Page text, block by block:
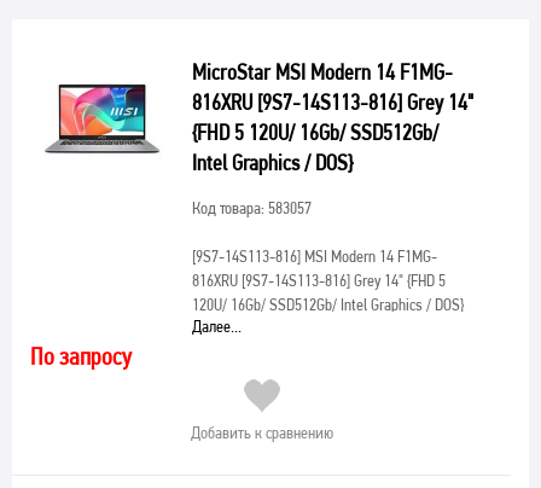
MicroStar MSI Modern 14 F1MG-
816XRU [9S7-14S113-816] Grey 14"
{FHD 5 120U/ 16Gb/ SSD512Gb/
Intel Graphics / DOS}
Код товара: 583057
[9S7-14S113-816]MSI Modern 14 F1MG-
816XRU [9S7-14S113-816] Grey 14" {FHD 5
120U/ 16Gb/ SSD512Gb/ Intel Graphics / DOS}
Далее...
По запросу
Добавить к сравнению